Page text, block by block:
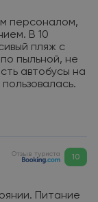
персоналом,
В 10
пляж с
пыльной, не
автобусы на
Отзыв туриста 10
Питание